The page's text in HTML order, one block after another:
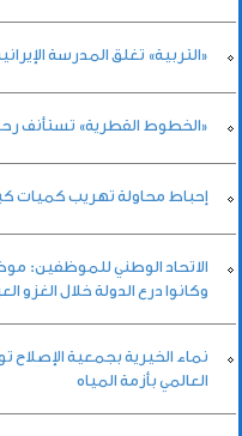
«التربية» تغلق المدرسة
«الخطوط القطرية» تستأنف
إحباط محاولة تهريب كميات
الاتحاد الوطني للموظفين:
وكانوا درع الدولة خلال الغزو
نماء الخيرية بجمعية الإصلاح
العالمي بأزمة المياه